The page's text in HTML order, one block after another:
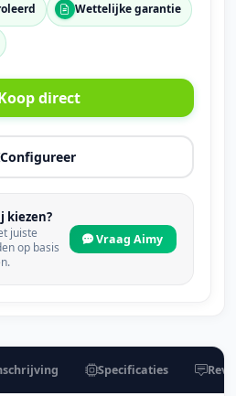
Wettelijke garantie
direct
Configureer
kiezen?
juiste
op basis
Vraag Aimy
Specificaties